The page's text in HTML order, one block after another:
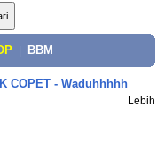
BBM
COPET - Waduhhhhh
Lebih